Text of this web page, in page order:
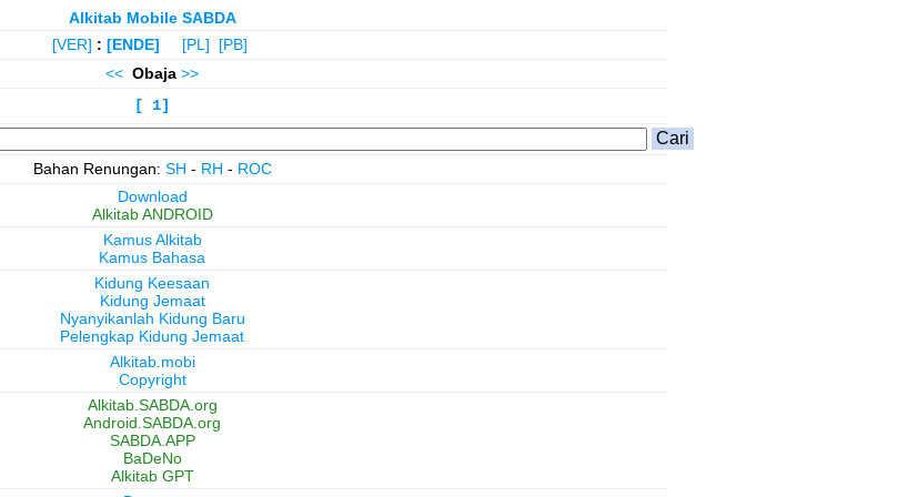
Alkitab Mobile SABDA
[VER] : [ENDE] [PL]
[PB]
<< Obaja >>
[ 1]
Bahan Renungan: SH - RH - ROC
Download
Alkitab ANDROID
Kamus Alkitab
Kamus Bahasa
Kidung Keesaan
Kidung Jemaat
Nyanyikanlah Kidung Baru
Pelengkap Kidung Jemaat
Alkitab.mobi
Copyright
Alkitab.SABDA.org
Android.SABDA.org
SABDA.APP
BaDeNo
Alkitab GPT